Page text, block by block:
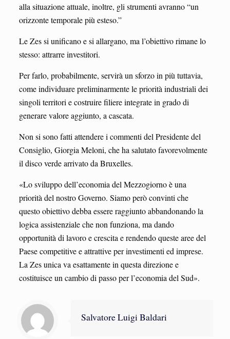
alla situazione attuale, inoltre, gli strumenti avranno “un
orizzonte temporale più esteso.”
Le Zes si unificano e si allargano, ma l’obiettivo rimane lo
stesso: attrarre investitori.
Per farlo, probabilmente, servirà un sforzo in più tuttavia,
come individuare preliminarmente le priorità industriali dei
singoli territori e costruire filiere integrate in grado di
generare valore aggiunto, a cascata.
Non si sono fatti attendere i commenti del Presidente del
Consiglio, Giorgia Meloni, che ha salutato favorevolmente
il disco verde arrivato da Bruxelles.
«Lo sviluppo dell’economia del Mezzogiorno è una
priorità del nostro Governo. Siamo però convinti che
questo obiettivo debba essere raggiunto abbandonando la
logica assistenziale che non funziona, ma dando
opportunità di lavoro e crescita e rendendo queste aree del
Paese competitive e attrattive per investimenti ed imprese.
La Zes unica va esattamente in questa direzione e
costituisce un cambio di passo per l’economia del Sud».
Salvatore Luigi Baldari